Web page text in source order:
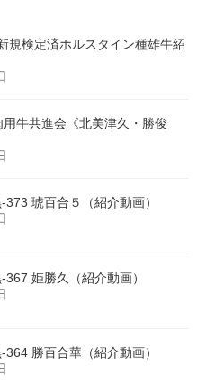
規検定済ホルスタイン種雄牛紹
牛共進会《北美津久・勝俊
-373 琥百合５（紹介動画）
-367 姫勝久（紹介動画）
-364 勝百合華（紹介動画）